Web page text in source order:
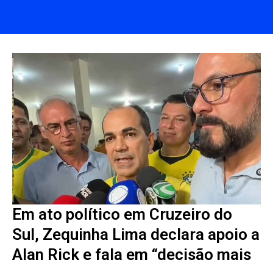
Em ato político em Cruzeiro do
Sul, Zequinha Lima declara apoio a
Alan Rick e fala em “decisão mais